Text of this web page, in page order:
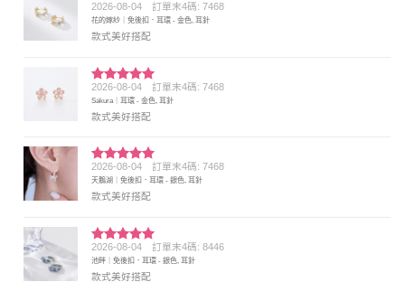
評分5 滿
分 5
2026-08-04 訂單末4碼: 7468
花的嫁紗｜免後扣．耳環 - 金色, 耳針
款式美好搭配
評分5滿
分 5
2026-08-04 訂單末4碼: 7468
Sakura｜耳環 - 金色, 耳針
款式美好搭配
評分5 滿
分 5
2026-08-04 訂單末4碼: 7468
天鵝湖｜免後扣．耳環 - 銀色, 耳針
款式美好搭配
評分5 滿
分 5
2026-08-04 訂單末4碼: 8446
池畔｜免後扣．耳環 - 銀色, 耳針
款式美好搭配